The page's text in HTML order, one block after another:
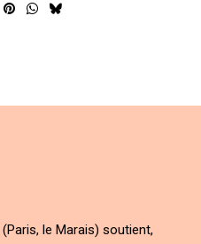
(Paris, le Marais) soutient,